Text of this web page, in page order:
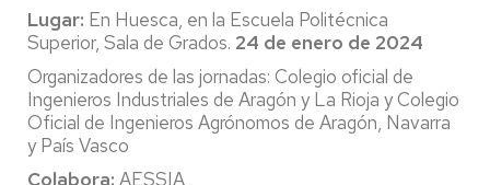
Lugar: En Huesca, en la Escuela Politécnica
Superior, Sala de Grados. 24 de enero de 2024
Organizadores de las jornadas: Colegio oficial de
Ingenieros Industriales de Aragón y La Rioja y Colegio
Oficial de Ingenieros Agrónomos de Aragón, Navarra
y País Vasco
Colabora: AESSIA